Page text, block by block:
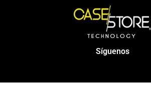
Síguenos